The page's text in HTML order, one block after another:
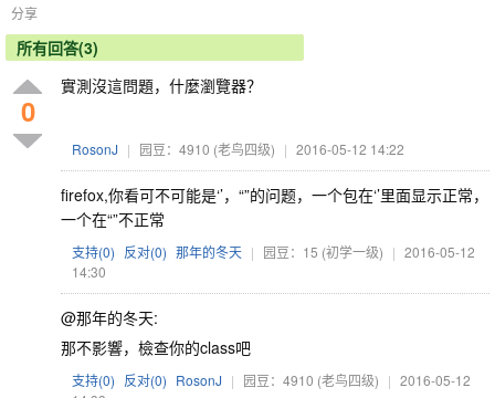
分享
所有回答(3)
0
實測沒這問題，什麼瀏覽器？
RosonJ | 园豆：4910 (老鸟四级) | 2016-05-12 14:22
firefox,你看可不可能是‘’，“”的问题，一个包在‘’里面显示正常，
一个在“”不正常
支持(0) 反对(0) 那年的冬天 | 园豆：15 (初学一级) | 2016-05-12
14:30
@那年的冬天:
那不影響，檢查你的class吧
支持(0) 反对(0) RosonJ | 园豆：4910 (老鸟四级) | 2016-05-12